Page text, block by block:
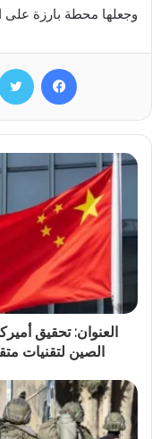
وجعلها محطة بارزة على
فيسبوك
العنوان: تحقيق
الصين لتقنيات